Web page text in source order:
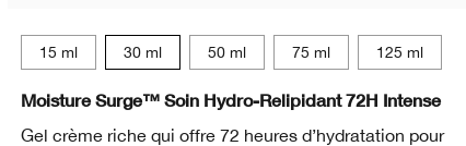
15 ml
15 ml 30 ml 50 ml 75 ml 125 ml
Moisture Surge™ Soin Hydro-Relipidant 72H Intense
Gel crème riche qui offre 72 heures d’hydratation pour